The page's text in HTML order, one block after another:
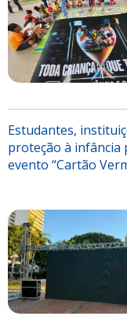
Estudantes,
proteção à infância
evento “Cartão